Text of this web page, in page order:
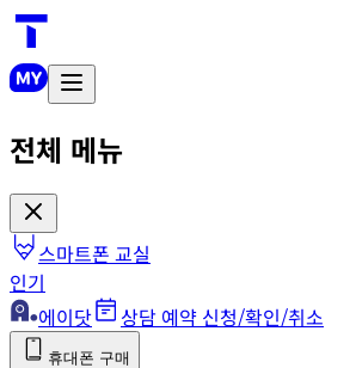
전체 메뉴
스마트폰 교실
인기
에이닷
상담 예약 신청/확인/취소
휴대폰 구매